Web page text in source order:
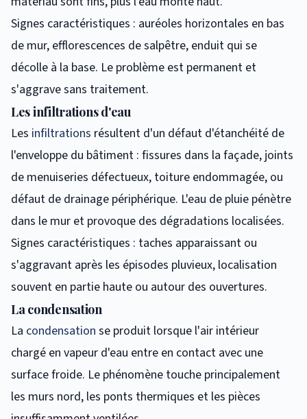
Signes caractéristiques : auréoles horizontales en bas
de mur, efflorescences de salpêtre, enduit qui se
décolle à la base. Le problème est permanent et
s'aggrave sans traitement.
Les infiltrations d'eau
Les infiltrations résultent d'un défaut d'étanchéité de
l'enveloppe du bâtiment : fissures dans la façade, joints
de menuiseries défectueux, toiture endommagée, ou
défaut de drainage périphérique. L'eau de pluie pénètre
dans le mur et provoque des dégradations localisées.
Signes caractéristiques : taches apparaissant ou
s'aggravant après les épisodes pluvieux, localisation
souvent en partie haute ou autour des ouvertures.
La condensation
La condensation se produit lorsque l'air intérieur
chargé en vapeur d'eau entre en contact avec une
surface froide. Le phénomène touche principalement
les murs nord, les ponts thermiques et les pièces